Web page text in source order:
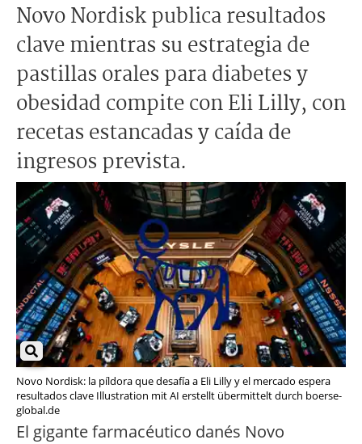
Novo Nordisk publica resultados
clave mientras su estrategia de
pastillas orales para diabetes y
obesidad compite con Eli Lilly, con
recetas estancadas y caída de
ingresos prevista.
Novo Nordisk: la píldora que desafía a Eli Lilly y el mercado espera
resultados clave Illustration mit AI erstellt übermittelt durch boerse-
global.de
El gigante farmacéutico danés Novo